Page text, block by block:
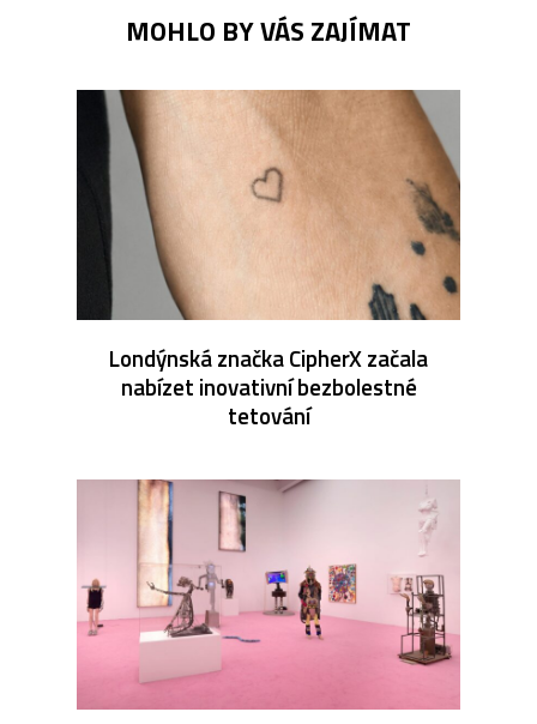
MOHLO BY VÁS ZAJÍMAT
Londýnská značka CipherX začala
nabízet inovativní bezbolestné
tetování